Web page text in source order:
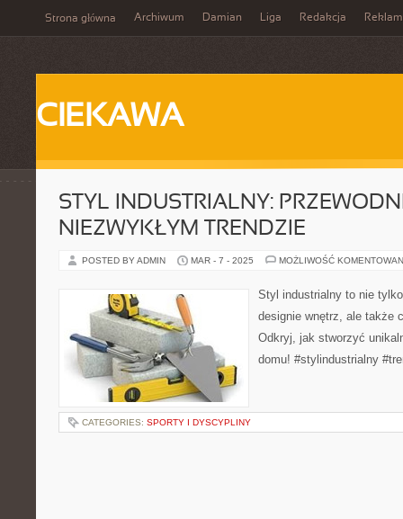
Strona główna Archiwum Damian Liga Redakcja
CIEKAWA
STYL INDUSTRIALNY:
NIEZWYKŁYM TRENDZIE
POSTED BY ADMIN MAR - 7 - 2025 MOŻLIWOŚĆ
Styl industrialny to nie
designie wnętrz, ale także
Odkryj, jak stworzyć
domu! #stylindustrialny
CATEGORIES: SPORTY I DYSCYPLINY